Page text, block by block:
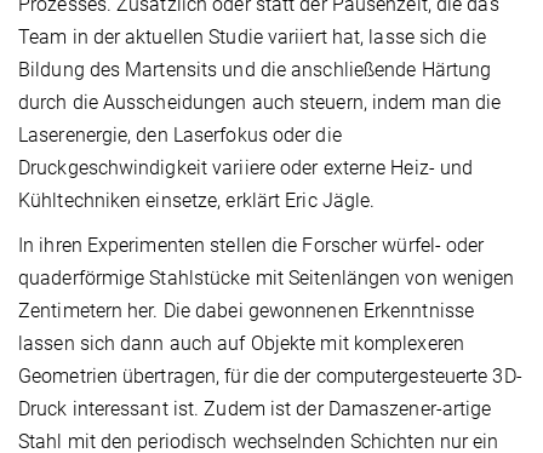
Team in der aktuellen Studie variiert hat, lasse sich die
Bildung des Martensits und die anschließende Härtung
durch die Ausscheidungen auch steuern, indem man die
Laserenergie, den Laserfokus oder die
Druckgeschwindigkeit variiere oder externe Heiz- und
Kühltechniken einsetze, erklärt Eric Jägle.
In ihren Experimenten stellen die Forscher würfel- oder
quaderförmige Stahlstücke mit Seitenlängen von wenigen
Zentimetern her. Die dabei gewonnenen Erkenntnisse
lassen sich dann auch auf Objekte mit komplexeren
Geometrien übertragen, für die der computergesteuerte 3D-
Druck interessant ist. Zudem ist der Damaszener-artige
Stahl mit den periodisch wechselnden Schichten nur ein